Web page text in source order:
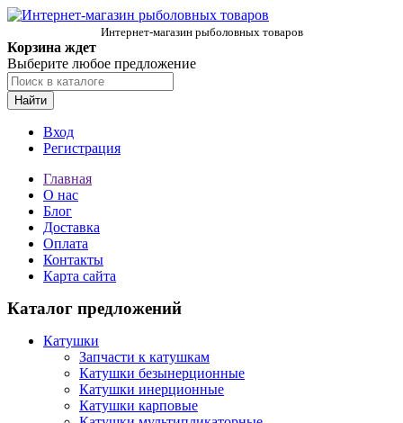
Интернет-магазин рыболовных товаров
Корзина ждет
Выберите любое предложение
Найти
Вход
Регистрация
Главная
О нас
Блог
Доставка
Оплата
Контакты
Карта сайта
Каталог предложений
Катушки
Запчасти к катушкам
Катушки безынерционные
Катушки инерционные
Катушки карповые